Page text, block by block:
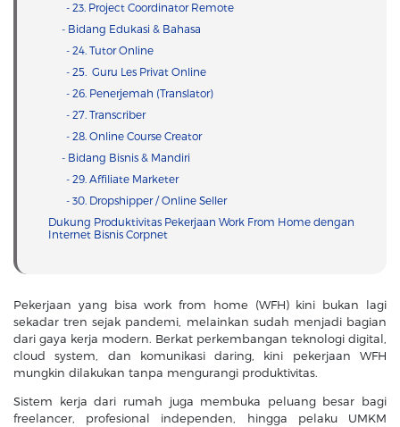
- 23. Project Coordinator Remote
- Bidang Edukasi & Bahasa
- 24. Tutor Online
- 25. Guru Les Privat Online
- 26. Penerjemah (Translator)
- 27. Transcriber
- 28. Online Course Creator
- Bidang Bisnis & Mandiri
- 29. Affiliate Marketer
- 30. Dropshipper / Online Seller
Dukung Produktivitas Pekerjaan Work From Home dengan
Internet Bisnis Corpnet
Pekerjaan yang bisa work from home (WFH) kini bukan lagi
sekadar tren sejak pandemi, melainkan sudah menjadi bagian
dari gaya kerja modern. Berkat perkembangan teknologi digital,
cloud system, dan komunikasi daring, kini pekerjaan WFH
mungkin dilakukan tanpa mengurangi produktivitas.
Sistem kerja dari rumah juga membuka peluang besar bagi
freelancer, profesional independen, hingga pelaku UMKM